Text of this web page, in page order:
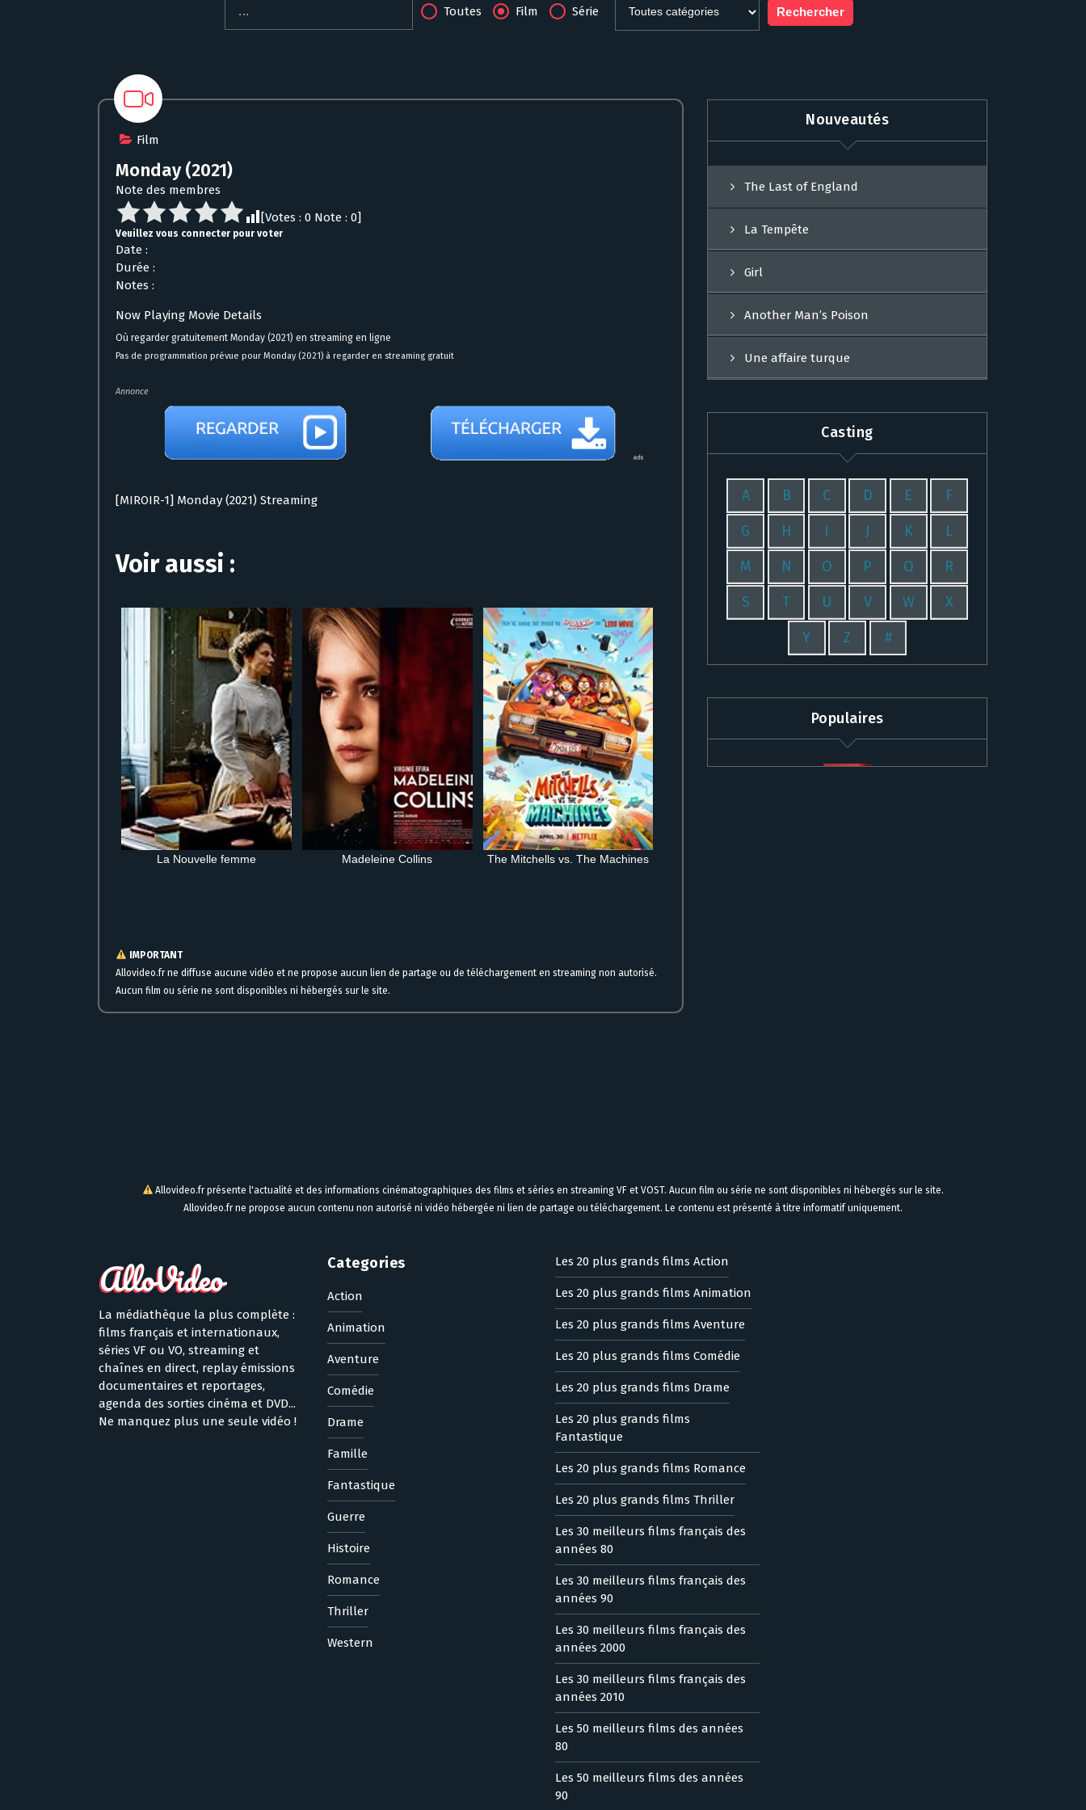
Toutes Film Série
Film
Monday (2021)
Note des membres
[Votes : 0 Note : 0]
Veuillez vous connecter pour voter
Date :
Durée :
Notes :
Now Playing Movie Details
Où regarder gratuitement Monday (2021) en streaming en ligne
Pas de programmation prévue pour Monday (2021) à regarder en streaming gratuit
Annonce
[MIROIR-1] Monday (2021) Streaming
Voir aussi :
La Nouvelle femme Madeleine Collins The Mitchells vs. The Machines
IMPORTANT
Allovideo.fr ne diffuse aucune vidéo et ne propose aucun lien de partage ou de téléchargement en streaming non autorisé.
Aucun film ou série ne sont disponibles ni hébergés sur le site.
Nouveautés
The Last of England
La Tempête
Girl
Another Man’s Poison
Une affaire turque
Casting
A B C D E F
G H I J K L
M N O P Q R
S T U V W X
Y Z #
Populaires
Allovideo.fr présente l'actualité et des informations cinématographiques des films et séries en streaming VF et VOST. Aucun film ou série ne sont disponibles ni hébergés sur le site.
Allovideo.fr ne propose aucun contenu non autorisé ni vidéo hébergée ni lien de partage ou téléchargement. Le contenu est présenté à titre informatif uniquement.
La médiathèque la plus complète :
films français et internationaux,
séries VF ou VO, streaming et
chaînes en direct, replay émissions
documentaires et reportages,
agenda des sorties cinéma et DVD...
Ne manquez plus une seule vidéo !
Categories
Action
Animation
Aventure
Comédie
Drame
Famille
Fantastique
Guerre
Histoire
Romance
Thriller
Western
Les 20 plus grands films Action
Les 20 plus grands films Animation
Les 20 plus grands films Aventure
Les 20 plus grands films Comédie
Les 20 plus grands films Drame
Les 20 plus grands films
Fantastique
Les 20 plus grands films Romance
Les 20 plus grands films Thriller
Les 30 meilleurs films français des
années 80
Les 30 meilleurs films français des
années 90
Les 30 meilleurs films français des
années 2000
Les 30 meilleurs films français des
années 2010
Les 50 meilleurs films des années
80
Les 50 meilleurs films des années
90